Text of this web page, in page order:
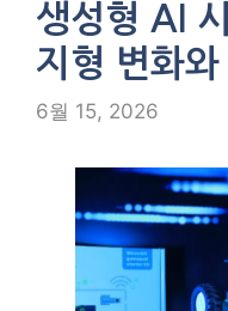
생성형 AI
지형 변화와
6월 15, 2026